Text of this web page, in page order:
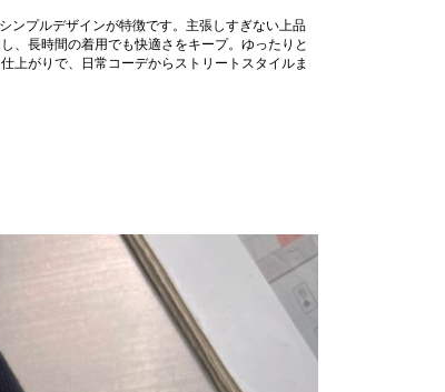
ンプルデザインが特徴です。主張しすぎない上品
、長時間の着用でも快適さをキープ。ゆったりと
上がりで、日常コーデからストリートスタイルま